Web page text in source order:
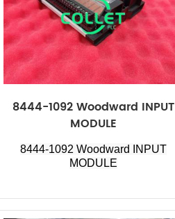
8444-1092 Woodward INPUT
MODULE
8444-1092 Woodward INPUT
MODULE